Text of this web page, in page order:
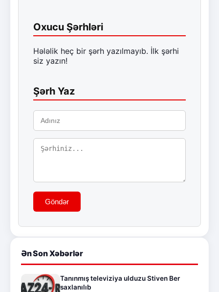
Oxucu Şərhləri
Hələlik heç bir şərh yazılmayıb. İlk şərhi
siz yazın!
Şərh Yaz
Göndər
Ən Son Xəbərlər
Tanınmış televiziya ulduzu Stiven Ber
saxlanılıb